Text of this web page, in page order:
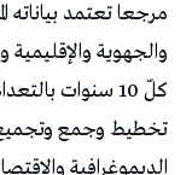
مرجعا تعتمد بياناته
والجهوية والإقليمية
كلّ 10 سنوات
تخطيط وجمع وتجميع
الديموغرافية